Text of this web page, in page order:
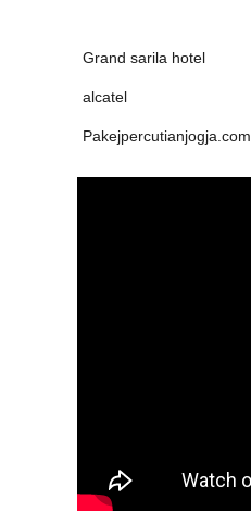
Grand sarila hotel
alcatel
Pakejpercutianjogja.com